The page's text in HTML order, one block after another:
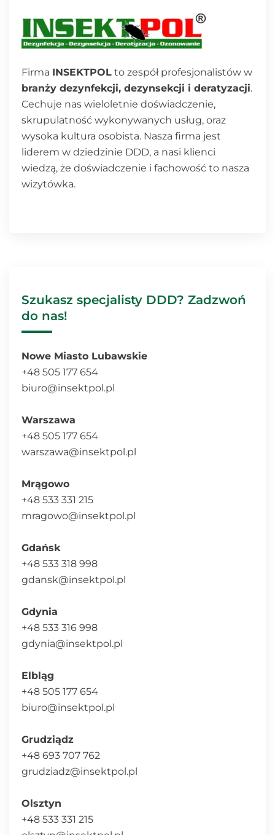
Firma INSEKTPOL to zespół profesjonalistów w
branży dezynfekcji, dezynsekcji i deratyzacji.
Cechuje nas wieloletnie doświadczenie,
skrupulatność wykonywanych usług, oraz
wysoka kultura osobista. Nasza firma jest
liderem w dziedzinie DDD, a nasi klienci
wiedzą, że doświadczenie i fachowość to nasza
wizytówka.
Szukasz specjalisty DDD? Zadzwoń
do nas!
Nowe Miasto Lubawskie
+48 505 177 654
biuro@insektpol.pl
Warszawa
+48 505 177 654
warszawa@insektpol.pl
Mrągowo
+48 533 331 215
mragowo@insektpol.pl
Gdańsk
+48 533 318 998
gdansk@insektpol.pl
Gdynia
+48 533 316 998
gdynia@insektpol.pl
Elbląg
+48 505 177 654
biuro@insektpol.pl
Grudziądz
+48 693 707 762
grudziadz@insektpol.pl
Olsztyn
+48 533 331 215